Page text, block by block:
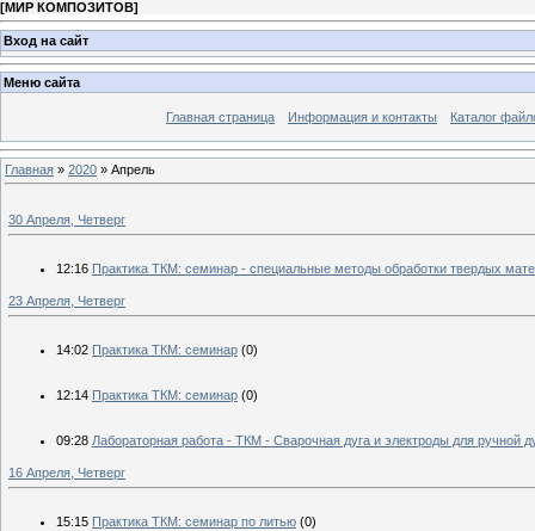
[МИР КОМПОЗИТОВ]
Вход на сайт
Меню сайта
Главная страница Информация и контакты Каталог
Главная » 2020 » Апрель
30 Апреля, Четверг
12:16 Практика ТКМ: семинар - специальные методы обработки твердых
23 Апреля, Четверг
14:02 Практика ТКМ: семинар (0)
12:14 Практика ТКМ: семинар (0)
09:28 Лабораторная работа - ТКМ - Сварочная дуга и электроды для ручной
16 Апреля, Четверг
15:15 Практика ТКМ: семинар по литью (0)